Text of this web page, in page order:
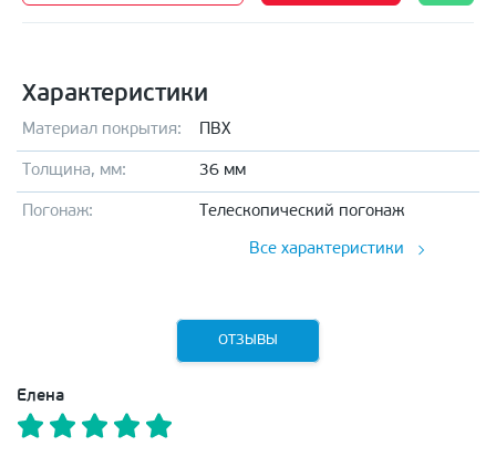
Характеристики
Материал покрытия: ПВХ
Толщина, мм: 36 мм
Погонаж: Телескопический погонаж
Все характеристики
ОТЗЫВЫ
Елена